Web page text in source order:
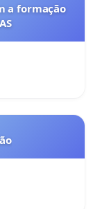
a formação